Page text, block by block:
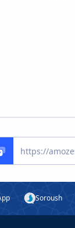
Soroush